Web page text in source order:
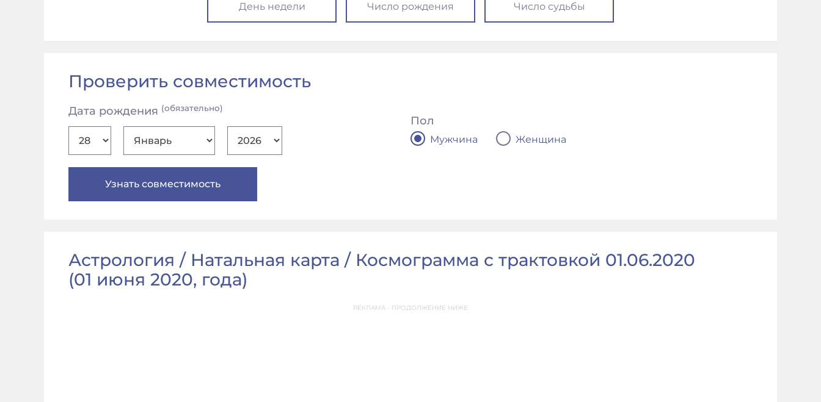
День недели
Число рождения
Число судьбы
Проверить совместимость
Дата рождения (обязательно)
Пол
Мужчина Женщина
Астрология / Натальная карта / Космограмма с трактовкой 01.06.2020
(01 июня 2020, года)
РЕКЛАМА - ПРОДОЛЖЕНИЕ НИЖЕ